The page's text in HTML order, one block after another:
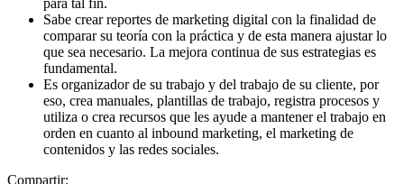
para tal fin.
Sabe crear reportes de marketing digital con la finalidad de
comparar su teoría con la práctica y de esta manera ajustar lo
que sea necesario. La mejora continua de sus estrategias es
fundamental.
Es organizador de su trabajo y del trabajo de su cliente, por
eso, crea manuales, plantillas de trabajo, registra procesos y
utiliza o crea recursos que les ayude a mantener el trabajo en
orden en cuanto al inbound marketing, el marketing de
contenidos y las redes sociales.
Compartir: